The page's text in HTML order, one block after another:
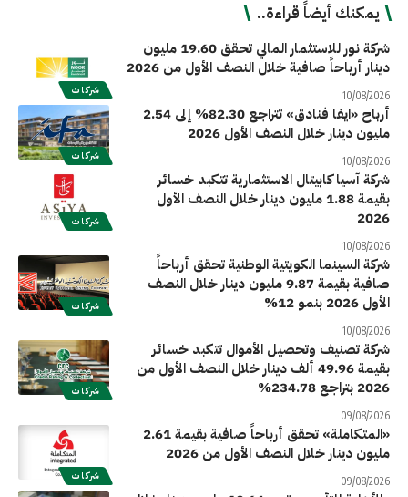
يمكنك أيضاً قراءة..
شركات
شركة نور للاستثمار المالي تحقق 19.60 مليون
دينار أرباحاً صافية خلال النصف الأول من 2026
10/08/2026
شركات
أرباح «ايفا فنادق» تتراجع 82.30% إلى 2.54
مليون دينار خلال النصف الأول 2026
10/08/2026
شركات
شركة آسيا كابيتال الاستثمارية تتكبد خسائر
بقيمة 1.88 مليون دينار خلال النصف الأول
2026
10/08/2026
شركات
شركة السينما الكويتية الوطنية تحقق أرباحاً
صافية بقيمة 9.87 مليون دينار خلال النصف
الأول 2026 بنمو 12%
10/08/2026
شركات
شركة تصنيف وتحصيل الأموال تتكبد خسائر
بقيمة 49.96 ألف دينار خلال النصف الأول من
2026 بتراجع 234.78%
09/08/2026
شركات
«المتكاملة» تحقق أرباحاً صافية بقيمة 2.61
مليون دينار خلال النصف الأول من 2026
09/08/2026